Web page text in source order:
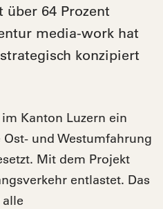
64 Prozent
media-work hat
konzipiert
Kanton Luzern ein
und Westumfahrung
Mit dem Projekt
entlastet. Das